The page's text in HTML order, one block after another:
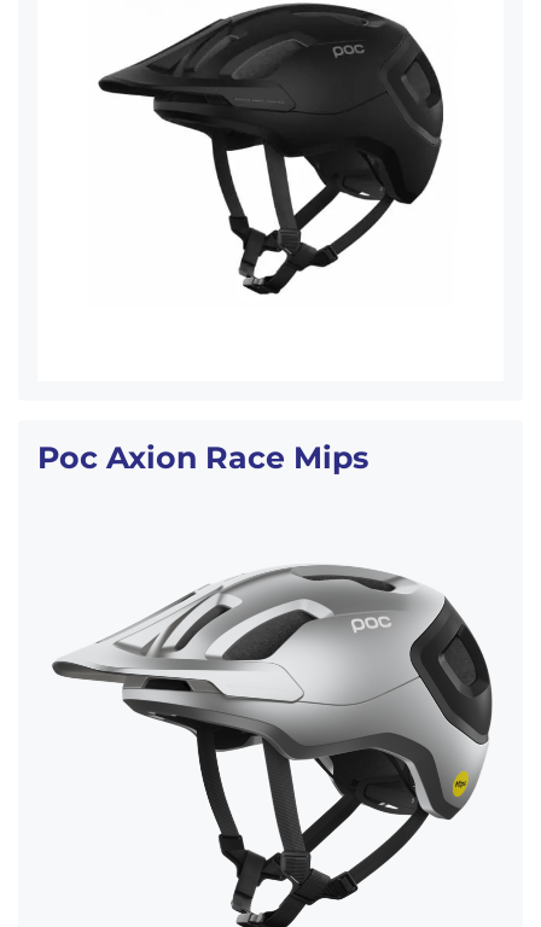
Poc Axion Race Mips